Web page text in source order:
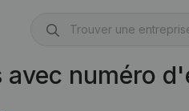
avec numéro